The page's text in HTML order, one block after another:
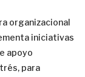
organizacional
iniciativas
apoyo
para